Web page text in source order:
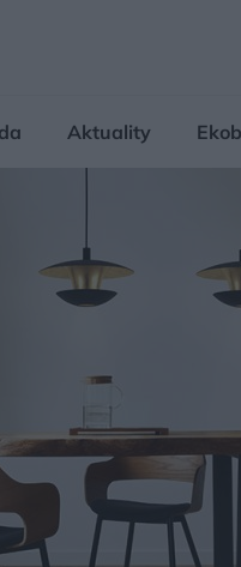
Aktuality